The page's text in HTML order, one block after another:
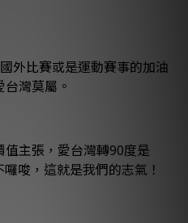
外比賽或是運動賽事的加油
灣莫屬。
主張，愛台灣轉90度是
唆，這就是我們的志氣！